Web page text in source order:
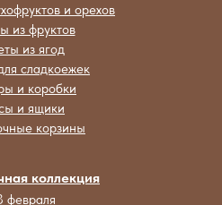
февраля
коллекция
и орехов
из фруктов
из ягод
сладкоежек
и коробки
корзины
и ящики